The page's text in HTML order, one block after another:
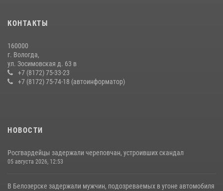
минувшую неделю
21 единицу оружия изъяли за минувшую неделю сотрудники
Росгвардии в Вологодской области
20 июля 2026, 10:47
КОНТАКТЫ
160000
г. Вологда,
ул. Зосимовская д. 63 в
+7 (8172) 75-33-23
+7 (8172) 75-74-18 (автоинформатор)
НОВОСТИ
Росгвардейцы задержали череповчан, устроивших скандал
05 августа 2026, 12:53
В Белозерске задержали мужчин, подозреваемых в угоне автомобиля